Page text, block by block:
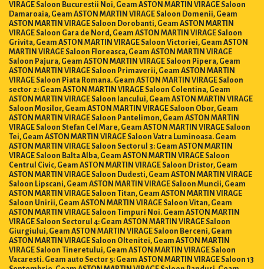
VIRAGE Saloon Bucurestii Noi, Geam ASTON MARTIN VIRAGE Saloon
Damaroaia, Geam ASTON MARTIN VIRAGE Saloon Domenii, Geam
ASTON MARTIN VIRAGE Saloon Dorobanti, Geam ASTON MARTIN
VIRAGE Saloon Gara de Nord, Geam ASTON MARTIN VIRAGE Saloon
Grivita, Geam ASTON MARTIN VIRAGE Saloon Victoriei, Geam ASTON
MARTIN VIRAGE Saloon Floreasca, Geam ASTON MARTIN VIRAGE
Saloon Pajura, Geam ASTON MARTIN VIRAGE Saloon Pipera, Geam
ASTON MARTIN VIRAGE Saloon Primaverii, Geam ASTON MARTIN
VIRAGE Saloon Piata Romana. Geam ASTON MARTIN VIRAGE Saloon
sector 2: Geam ASTON MARTIN VIRAGE Saloon Colentina, Geam
ASTON MARTIN VIRAGE Saloon Iancului, Geam ASTON MARTIN VIRAGE
Saloon Mosilor, Geam ASTON MARTIN VIRAGE Saloon Obor, Geam
ASTON MARTIN VIRAGE Saloon Pantelimon, Geam ASTON MARTIN
VIRAGE Saloon Stefan Cel Mare, Geam ASTON MARTIN VIRAGE Saloon
Tei, Geam ASTON MARTIN VIRAGE Saloon Vatra Luminoasa. Geam
ASTON MARTIN VIRAGE Saloon Sectorul 3: Geam ASTON MARTIN
VIRAGE Saloon Balta Alba, Geam ASTON MARTIN VIRAGE Saloon
Centrul Civic, Geam ASTON MARTIN VIRAGE Saloon Dristor, Geam
ASTON MARTIN VIRAGE Saloon Dudesti, Geam ASTON MARTIN VIRAGE
Saloon Lipscani, Geam ASTON MARTIN VIRAGE Saloon Muncii, Geam
ASTON MARTIN VIRAGE Saloon Titan, Geam ASTON MARTIN VIRAGE
Saloon Unirii, Geam ASTON MARTIN VIRAGE Saloon Vitan, Geam
ASTON MARTIN VIRAGE Saloon Timpuri Noi. Geam ASTON MARTIN
VIRAGE Saloon Sectorul 4: Geam ASTON MARTIN VIRAGE Saloon
Giurgiului, Geam ASTON MARTIN VIRAGE Saloon Berceni, Geam
ASTON MARTIN VIRAGE Saloon Oltenitei, Geam ASTON MARTIN
VIRAGE Saloon Tineretului, Geam ASTON MARTIN VIRAGE Saloon
Vacaresti. Geam auto Sector 5: Geam ASTON MARTIN VIRAGE Saloon 13
Septembrie, Geam ASTON MARTIN VIRAGE Saloon Panduri, Geam